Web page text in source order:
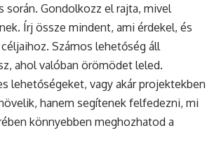
során. Gondolkozz el rajta, mivel
Írj össze mindent, ami érdekel, és
Számos lehetőség áll
ahol valóban örömödet leled.
lehetőségeket, vagy akár projektekben
hanem segítenek felfedezni, mi
könnyebben meghozhatod a